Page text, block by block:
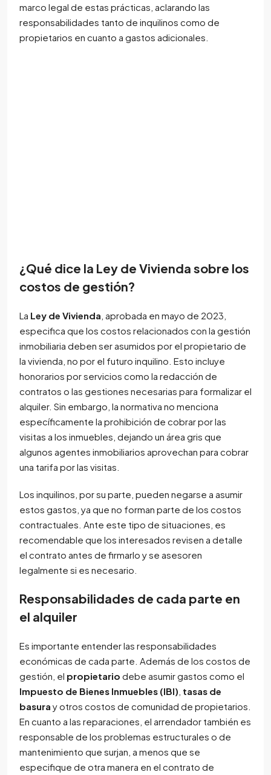
marco legal de estas prácticas, aclarando las
responsabilidades tanto de inquilinos como de
propietarios en cuanto a gastos adicionales.
¿Qué dice la Ley de Vivienda sobre los
costos de gestión?
La Ley de Vivienda , aprobada en mayo de 2023,
especifica que los costos relacionados con la gestión
inmobiliaria deben ser asumidos por el propietario de
la vivienda, no por el futuro inquilino. Esto incluye
honorarios por servicios como la redacción de
contratos o las gestiones necesarias para formalizar el
alquiler. Sin embargo, la normativa no menciona
específicamente la prohibición de cobrar por las
visitas a los inmuebles, dejando un área gris que
algunos agentes inmobiliarios aprovechan para cobrar
una tarifa por las visitas.
Los inquilinos, por su parte, pueden negarse a asumir
estos gastos, ya que no forman parte de los costos
contractuales. Ante este tipo de situaciones, es
recomendable que los interesados revisen a detalle
el contrato antes de firmarlo y se asesoren
legalmente si es necesario.
Responsabilidades de cada parte en
el alquiler
Es importante entender las responsabilidades
económicas de cada parte. Además de los costos de
gestión, el propietario debe asumir gastos como el
Impuesto de Bienes Inmuebles (IBI) tasas de
basura y otros costos de comunidad de propietarios.
En cuanto a las reparaciones, el arrendador también es
responsable de los problemas estructurales o de
mantenimiento que surjan, a menos que se
especifique de otra manera en el contrato de